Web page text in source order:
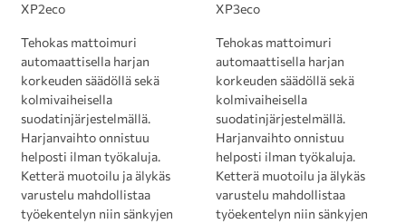
XP2eco
Tehokas mattoimuri
automaattisella harjan
korkeuden säädöllä sekä
kolmivaiheisella
suodatinjärjestelmällä.
Harjanvaihto onnistuu
helposti ilman työkaluja.
Ketterä muotoilu ja älykäs
varustelu mahdollistaa
työekentelyn niin sänkyjen
XP3eco
Tehokas mattoimuri
automaattisella harjan
korkeuden säädöllä sekä
kolmivaiheisella
suodatinjärjestelmällä.
Harjanvaihto onnistuu
helposti ilman työkaluja.
Ketterä muotoilu ja älykäs
varustelu mahdollistaa
työekentelyn niin sänkyjen